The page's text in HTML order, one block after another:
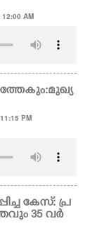
12:00 AM
PM
കേസ്: പ്ര
35 വർ